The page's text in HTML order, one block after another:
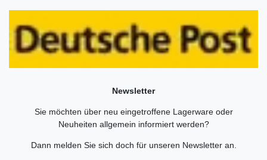
Newsletter
Sie möchten über neu eingetroffene Lagerware oder
Neuheiten allgemein informiert werden?
Dann melden Sie sich doch für unseren Newsletter an.